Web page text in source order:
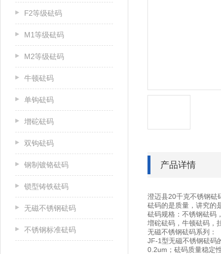
F2等级砝码
M1等级砝码
M2等级砝码
牛顿砝码
单钩砝码
增砣砝码
双钩砝码
钢制镀铬砝码
锁型铸铁砝码
无磁不锈钢砝码
不锈钢标准砝码
产品详情
澄迈县20千克不锈钢砝
砝码的是质量，讲究的
砝码规格：不锈钢砝码
増砣砝码，牛顿砝码，
无磁不锈钢砝码系列：
JF-1型无磁不锈钢砝码
0.2um；砝码质量稳定